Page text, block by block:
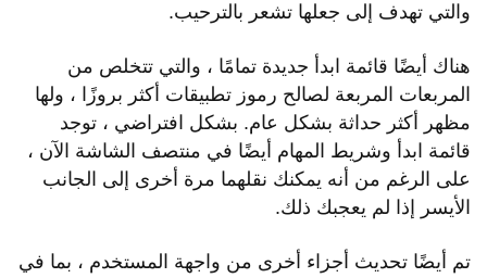
والتي تهدف إلى جعلها تشعر بالترحيب.
هناك أيضًا قائمة ابدأ جديدة تمامًا ، والتي تتخلص من
المربعات المربعة لصالح رموز تطبيقات أكثر بروزًا ، ولها
مظهر أكثر حداثة بشكل عام. بشكل افتراضي ، توجد
قائمة ابدأ وشريط المهام أيضًا في منتصف الشاشة الآن ،
على الرغم من أنه يمكنك نقلهما مرة أخرى إلى الجانب
الأيسر إذا لم يعجبك ذلك.
تم أيضًا تحديث أجزاء أخرى من واجهة المستخدم ، بما في